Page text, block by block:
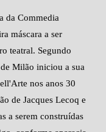
da Commedia
máscara a ser
teatral. Segundo
Milão iniciou a sua
nos anos 30
de Jacques Lecoq e
a serem construídas